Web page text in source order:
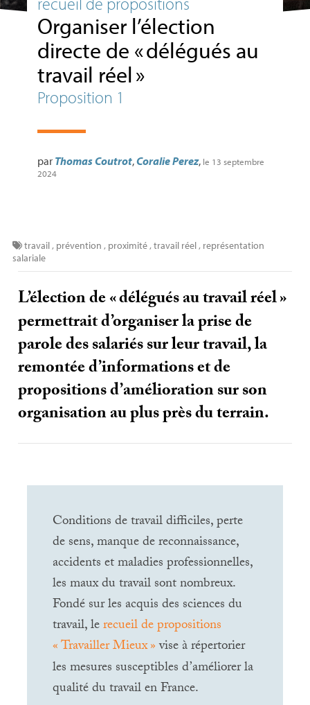
Organiser l’élection
directe de «délégués au
travail réel»
Proposition 1
par Thomas Coutrot,Coralie Perez, le 13 septembre
2024
travail, prévention , proximité,travail réel, représentation
salariale
L’élection de «délégués au travail réel»
permettrait d’organiser la prise de
parole des salariés sur leur travail, la
remontée d’informations et de
propositions d’amélioration sur son
organisation au plus près du terrain.
Conditions de travail difficiles, perte
de sens, manque de reconnaissance,
accidents et maladies professionnelles,
les maux du travail sont nombreux.
Fondé sur les acquis des sciences du
travail, lerecueil de propositions
«Travailler Mieux»vise à répertorier
les mesures susceptibles d’améliorer la
qualité du travail en France.